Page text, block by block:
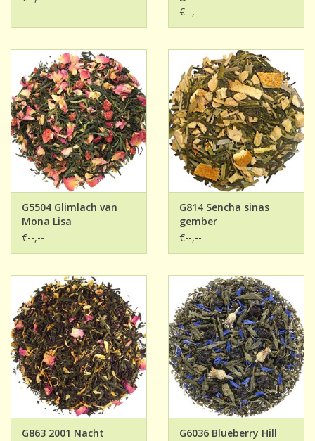
€--,--
G5504 Glimlach van
Mona Lisa
€--,--
G814 Sencha sinas
gember
€--,--
G863 2001 Nacht
G6036 Blueberry Hill